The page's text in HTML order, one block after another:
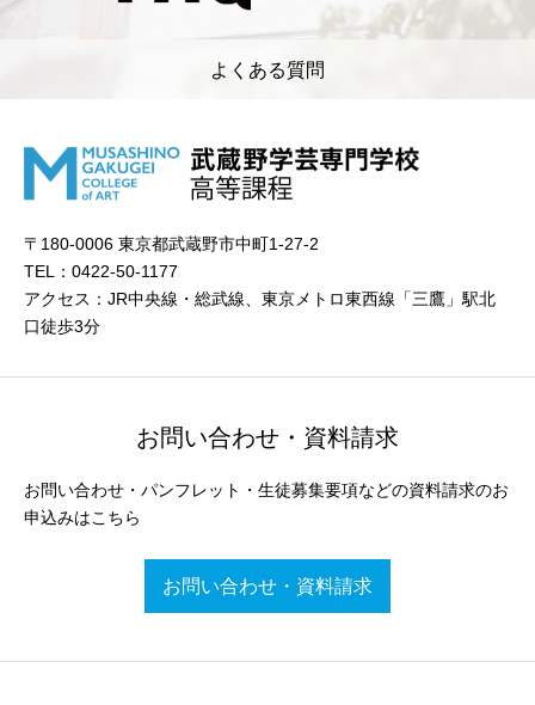
よくある質問
〒180-0006 東京都武蔵野市中町1-27-2
TEL：0422-50-1177
アクセス：JR中央線・総武線、東京メトロ東西線「三鷹」駅北
口徒歩3分
お問い合わせ・資料請求
お問い合わせ・パンフレット・生徒募集要項などの資料請求のお
申込みはこちら
お問い合わせ・資料請求